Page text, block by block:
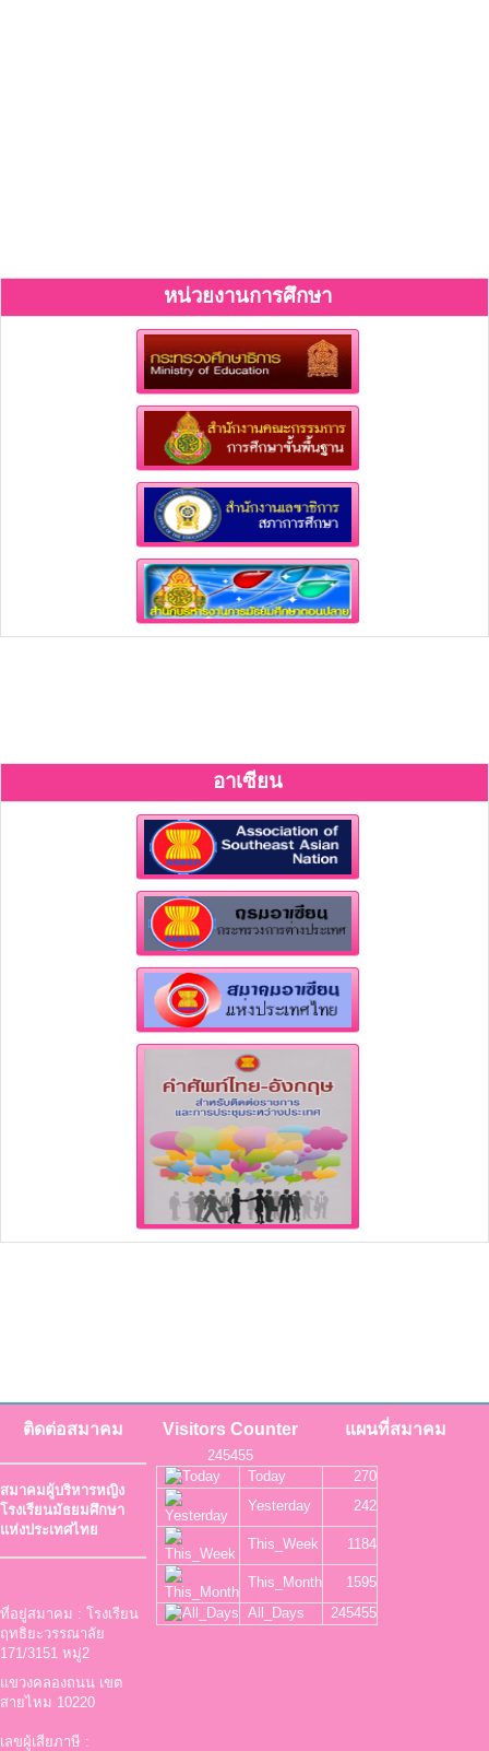
หน่วยงานการศึกษา
อาเซียน
ติดต่อสมาคม
สมาคมผู้บริหารหญิง
โรงเรียนมัธยมศึกษา
แห่งประเทศไทย
ที่อยู่สมาคม : โรงเรียน
ฤทธิยะวรรณาลัย
171/3151 หมู่2
แขวงคลองถนน เขต
สายไหม 10220
เลขผู้เสียภาษี :
Visitors Counter
245455
Today
270
Yesterday
242
This_Week 1184
This_Month
1595
All_Days
245455
แผนที่สมาคม